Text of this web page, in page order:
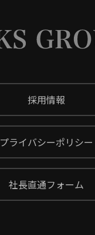
採用情報
プライバシーポリシー
社長直通フォーム